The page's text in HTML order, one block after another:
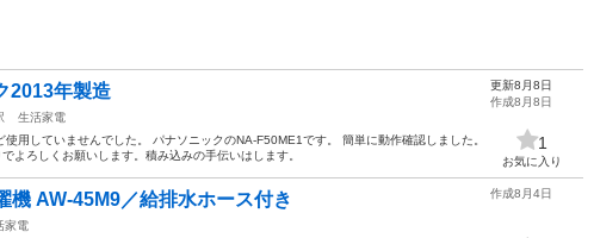
2013年製造
生活家電
用していませんでした。 パナソニックのNA-F50ME1です。 簡単に動作確認しました。
よろしくお願いします。積み込みの手伝いはします。
更新8月8日
作成8月8日
1
お気に入り
機 AW-45M9／給排水ホース付き
家電
作成8月4日